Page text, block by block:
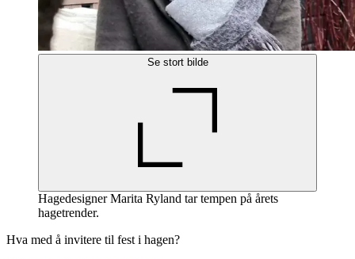
Se stort bilde
Hagedesigner Marita Ryland tar tempen på årets
hagetrender.
Hva med å invitere til fest i hagen?